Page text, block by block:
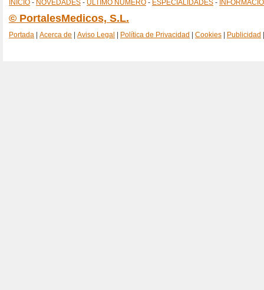
INICIO - NOVEDADES - ÚLTIMO NÚMERO - ESPECIALIDADES -
© PortalesMedicos, S.L.
Portada Acerca de Aviso Legal Política de Privacidad Cookies Publicidad